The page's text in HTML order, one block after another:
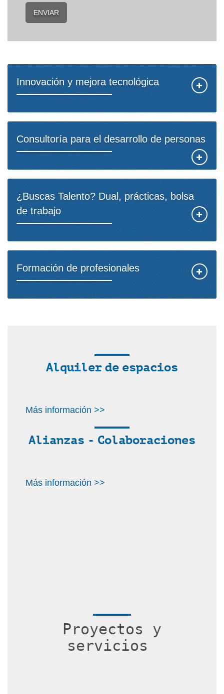
ENVIAR
Innovación y mejora tecnológica
Consultoría para el desarrollo de personas
¿Buscas Talento? Dual, prácticas, bolsa
de trabajo
Formación de profesionales
Alquiler de espacios
Más información >>
Alianzas - Colaboraciones
Más información >>
Proyectos y
servicios